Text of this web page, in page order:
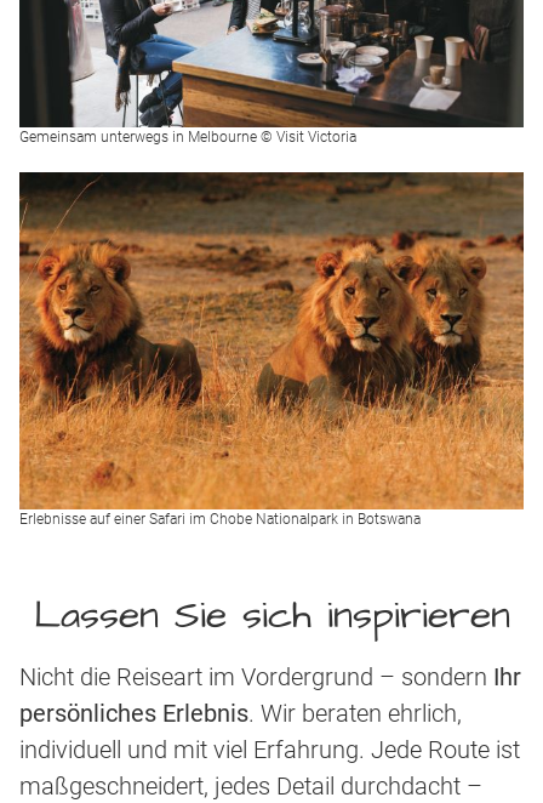
Gemeinsam unterwegs in Melbourne © Visit Victoria
Erlebnisse auf einer Safari im Chobe Nationalpark in Botswana
Lassen Sie sich inspirieren
Nicht die Reiseart im Vordergrund – sondern Ihr
persönliches Erlebnis. Wir beraten ehrlich,
individuell und mit viel Erfahrung. Jede Route ist
maßgeschneidert, jedes Detail durchdacht –